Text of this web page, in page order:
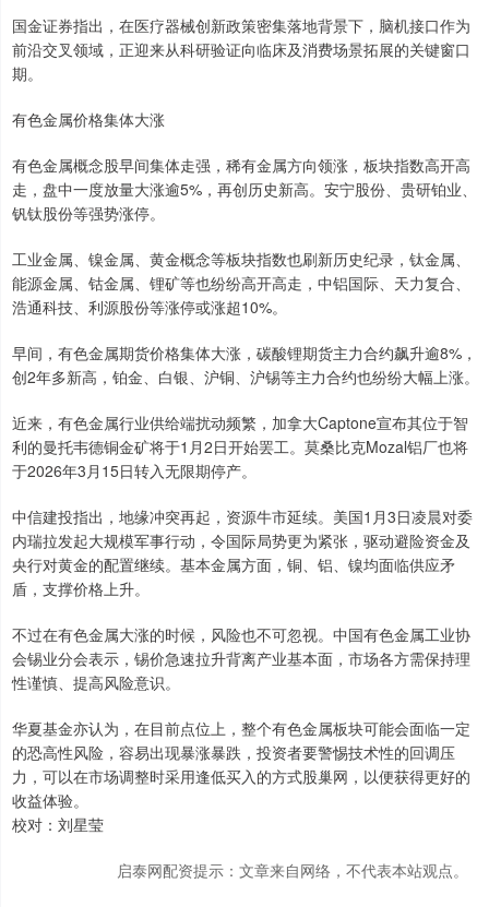
国金证券指出，在医疗器械创新政策密集落地背景下，脑机接口作为
前沿交叉领域，正迎来从科研验证向临床及消费场景拓展的关键窗口
期。
有色金属价格集体大涨
有色金属概念股早间集体走强，稀有金属方向领涨，板块指数高开高
走，盘中一度放量大涨逾5%，再创历史新高。安宁股份、贵研铂业、
钒钛股份等强势涨停。
工业金属、镍金属、黄金概念等板块指数也刷新历史纪录，钛金属、
能源金属、钴金属、锂矿等也纷纷高开高走，中铝国际、天力复合、
浩通科技、利源股份等涨停或涨超10%。
早间，有色金属期货价格集体大涨，碳酸锂期货主力合约飙升逾8%，
创2年多新高，铂金、白银、沪铜、沪锡等主力合约也纷纷大幅上涨。
近来，有色金属行业供给端扰动频繁，加拿大Captone宣布其位于智
利的曼托韦德铜金矿将于1月2日开始罢工。莫桑比克Mozal铝厂也将
于2026年3月15日转入无限期停产。
中信建投指出，地缘冲突再起，资源牛市延续。美国1月3日凌晨对委
内瑞拉发起大规模军事行动，令国际局势更为紧张，驱动避险资金及
央行对黄金的配置继续。基本金属方面，铜、铝、镍均面临供应矛
盾，支撑价格上升。
不过在有色金属大涨的时候，风险也不可忽视。中国有色金属工业协
会锡业分会表示，锡价急速拉升背离产业基本面，市场各方需保持理
性谨慎、提高风险意识。
华夏基金亦认为，在目前点位上，整个有色金属板块可能会面临一定
的恐高性风险，容易出现暴涨暴跌，投资者要警惕技术性的回调压
力，可以在市场调整时采用逢低买入的方式股巢网，以便获得更好的
收益体验。
校对：刘星莹
启泰网配资提示：文章来自网络，不代表本站观点。